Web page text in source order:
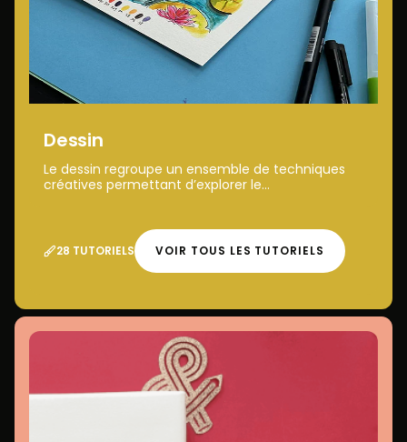
Dessin
Le dessin regroupe un ensemble de techniques
créatives permettant d’explorer le...
28 TUTORIELS VOIR TOUS LES TUTORIELS